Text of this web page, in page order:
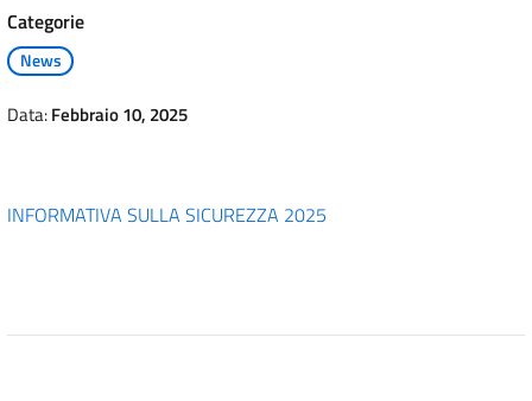
Categorie
News
Data:Febbraio 10, 2025
INFORMATIVA SULLA SICUREZZA 2025